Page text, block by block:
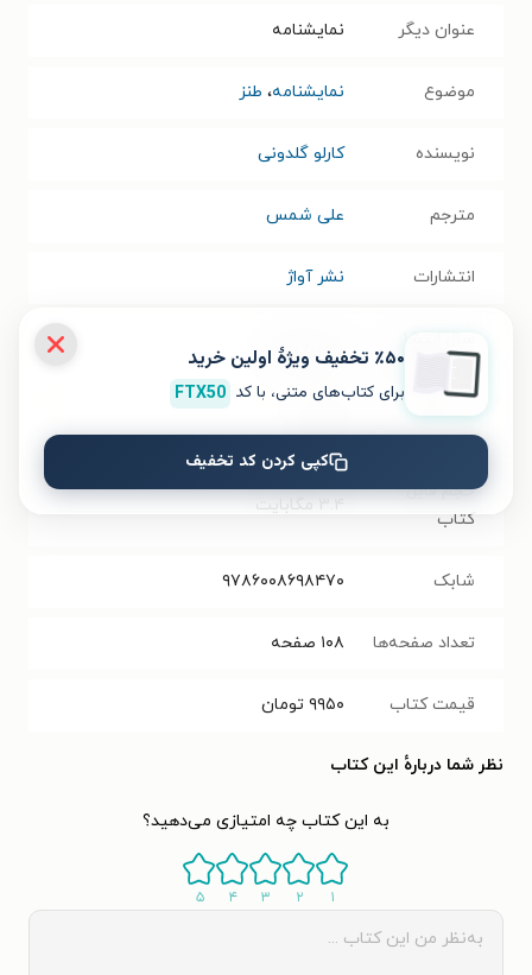
عنوان دیگر نمایشنامه
موضوع نمایشنامه، طنز
نویسنده ک‍ارل‍و گ‍ل‍دون‍ی‌
مترجم علی شمس
انتشارات نشر آواژ
نسخه فیزیکی
۱۳۹۸/۰۱/۱۵
حجم فایل
کتاب
۳.۴ مگابایت
شابک ۹۷۸۶۰۰۸۶۹۸۴۷۰
تعداد صفحه‌ها ۱۰۸ صفحه
قیمت کتاب ۹۹۵۰ تومان
نظر شما دربارهٔ این کتاب
به این کتاب چه امتیازی می‌دهید؟
۱ ۲ ۳ ۴ ۵
٪۵۰ تخفیف ویژۀ اولین خرید
برای کتاب‌های متنی، با کد FTX50
کپی کردن کد تخفیف